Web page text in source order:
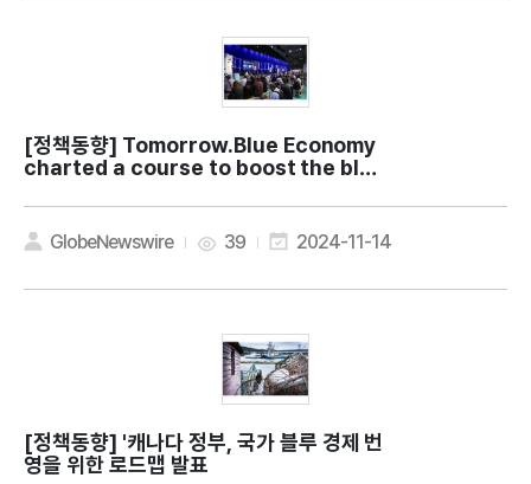
[정책동향]
charted a course to boost the blue
GlobeNewswire 39 2024-11-14
[정책동향]
영을 위한 로드맵 발표